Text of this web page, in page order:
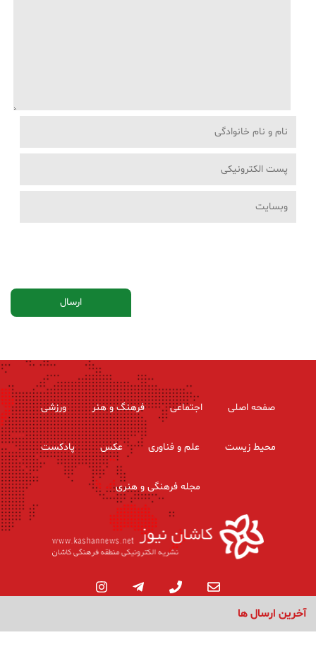
آخرین ارسال ها
صفحه اصلی اجتماعی فرهنگ و هنر ورزشی
محیط زیست علم و فناوری عکس پادکست
مجله فرهنگی و هنری